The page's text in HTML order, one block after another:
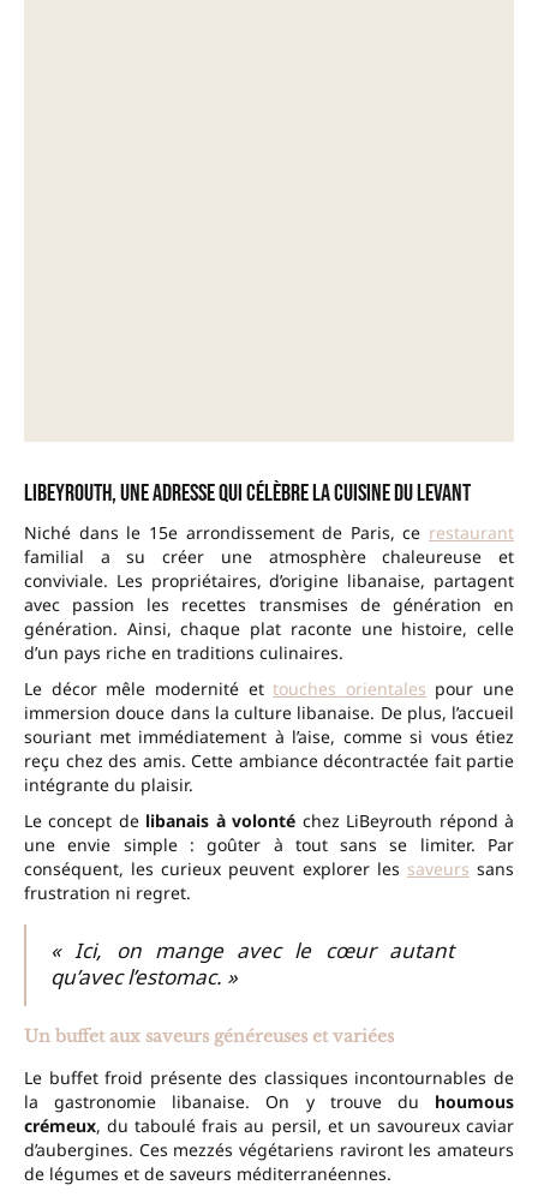
LiBeyrouth, une adresse qui célèbre la cuisine du Levant
Niché dans le 15e arrondissement de Paris, ce restaurant
familial a su créer une atmosphère chaleureuse et
conviviale. Les propriétaires, d’origine libanaise, partagent
avec passion les recettes transmises de génération en
génération. Ainsi, chaque plat raconte une histoire, celle
d’un pays riche en traditions culinaires.
Le décor mêle modernité ettouches orientales pour une
immersion douce dans la culture libanaise. De plus, l’accueil
souriant met immédiatement à l’aise, comme si vous étiez
reçu chez des amis. Cette ambiance décontractée fait partie
intégrante du plaisir.
Le concept de libanais à volonté chez LiBeyrouth répond à
une envie simple : goûter à tout sans se limiter. Par
conséquent, les curieux peuvent explorer les saveurs sans
frustration ni regret.
« Ici, on mange avec le cœur autant
qu’avec l’estomac. »
Un buffet aux saveurs généreuses et variées
Le buffet froid présente des classiques incontournables de
la gastronomie libanaise. On y trouve du houmous
crémeux, du taboulé frais au persil, et un savoureux caviar
d’aubergines. Ces mezzés végétariens raviront les amateurs
de légumes et de saveurs méditerranéennes.